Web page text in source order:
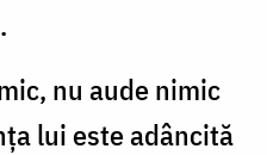
nu aude nimic
lui este adâncită